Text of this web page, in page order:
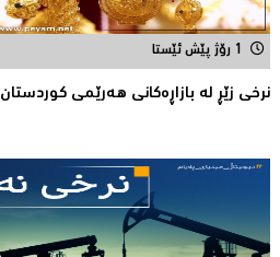
1 رۆژ پێش ئێستا
نرخی زێڕ له‌ بازاڕه‌كانی هه‌رێمی كوردستان